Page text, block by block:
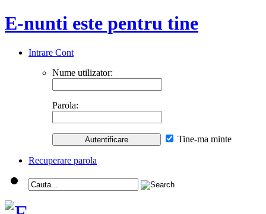
E-nunti este pentru tine
Intrare Cont
Nume utilizator:
Parola:
Tine-ma minte
Recuperare parola